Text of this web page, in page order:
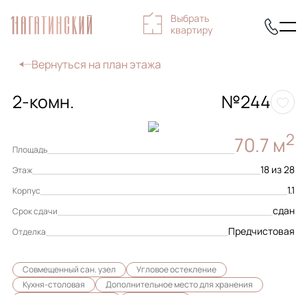
Выбрать
квартиру
Вернуться на план этажа
Площадь 70.7 м2
Этаж 18 из 28
Корпус 1.1
Срок сдачи сдан
Отделка Предчистовая
Совмещенный сан. узел
Угловое остекление
Кухня-столовая
Дополнительное место для хранения
2-комн. №244